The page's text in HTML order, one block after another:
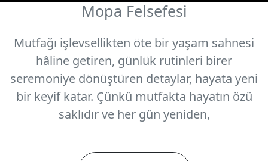
Modelleri
İncele
Kimiz
Mopa Felsefesi
Mutfağı işlevsellikten öte bir yaşam sahnesi
hâline getiren, günlük rutinleri birer
seremoniye dönüştüren detaylar, hayata yeni
bir keyif katar. Çünkü mutfakta hayatın özü
saklıdır ve her gün yeniden,